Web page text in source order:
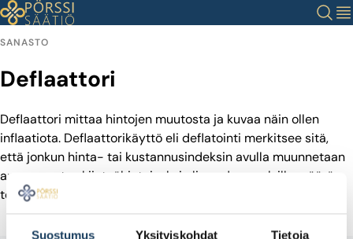
Suostumus Yksityiskohdat Tietoja
Siirry
sisältöön
Haku
SANASTO
Deflaattori
Deflaattori mittaa hintojen muutosta ja kuvaa näin ollen
inflaatiota. Deflaattorikäyttö eli deflatointi merkitsee sitä,
että jonkun hinta- tai kustannusindeksin avulla muunnetaan
arvon muutos kiinteähintaiseksi eli saadaan selville määrän
todellinen muutos.